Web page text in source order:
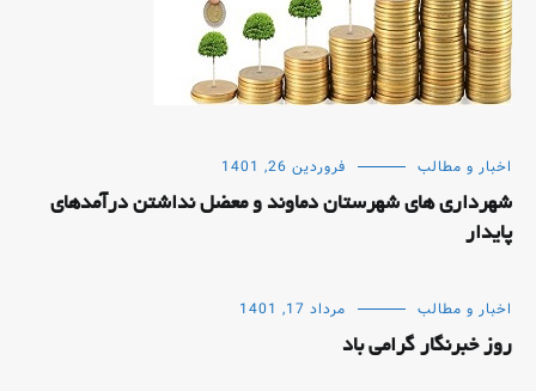
اخبار و مطالب فروردین 26, 1401
شهرداری های شهرستان دماوند و معضل نداشتن درآمدهای
پایدار
اخبار و مطالب مرداد 17, 1401
روز خبرنگار گرامی باد